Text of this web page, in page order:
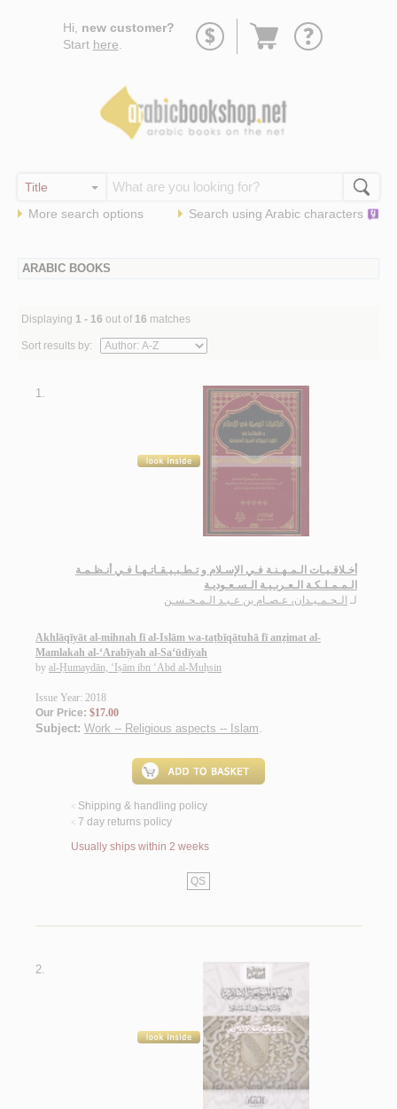
Hi, new customer?
Start here
Go
More search options Search using Arabic characters
ARABIC BOOKS
Displaying 1 - 16 out of 16 matches
Sort results by:
1.
أخـلاقـيـات الـمـهـنـة فـي الإسـلام و تـطـبـيـقـاتـهـا فـي أنـظـمـة
الـمـمـلـكـة الـعـربـيـة الـسـعـوديـة
لـ الـحـمـيـدان، عـصـام بن عـبـد الـمـحـسـن
Akhlāqīyāt al-mihnah fī al-Islām wa-taṭbīqātuhā fī anẓimat al-
Mamlakah al-‘Arabīyah al-Sa‘ūdīyah
by al-Ḥumaydān, ‘Iṣām ibn ‘Abd al-Muḥsin
Issue Year: 2018
Our Price: $17.00
Subject: Work -- Religious aspects -- Islam.
< Shipping & handling policy
< 7 day returns policy
Usually ships within 2 weeks
QS
2.